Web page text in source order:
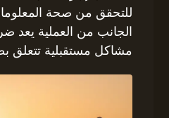
للتحقق من صحة
الجانب من العملية يعد
مشاكل مستقبلية تتعلق